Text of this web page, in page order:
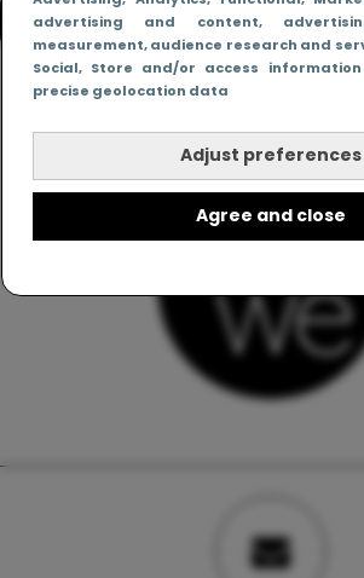
advertising and content,
measurement, audience research and
Social, Store and/or access
precise geolocation data
Adjust preferences
Agree and close